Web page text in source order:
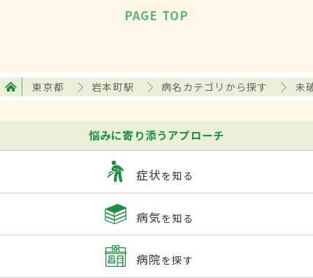
PAGE TOP
東京都 岩本町駅 病名カテゴリから探す 未
悩みに寄り添うアプローチ
症状を知る
病気を知る
病院を探す